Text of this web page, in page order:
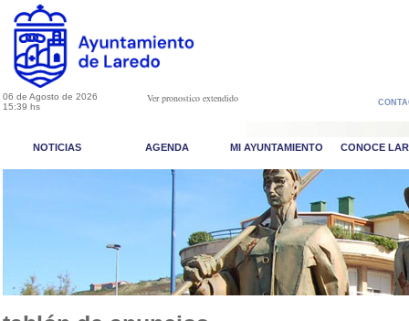
06 de Agosto de 2026
15:39 hs
Ver pronostico extendido
NOTICIAS AGENDA MI AYUNTAMIENTO CONOCE